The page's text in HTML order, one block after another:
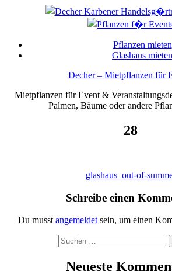
Pflanzen mieten
Glashaus mieten
Decher – Mietpflanzen für
Mietpflanzen für Event &
Palmen, Bäume oder andere
28
Beitragsnavigationglashaus_out-of-
Schreibe einen
Du musst angemeldet sein, um einen
Suchen
nach:
Neueste